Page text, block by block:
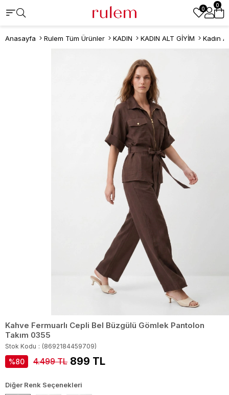
0
0
Anasayfa Rulem Tüm Ürünler KADIN KADIN ALT GİYİM Kadın
Kahve Fermuarlı Cepli Bel Büzgülü Gömlek Pantolon
Takım 0355
Stok Kodu (8692184459709)
80 4.499 TL 899 TL
Diğer Renk Seçenekleri